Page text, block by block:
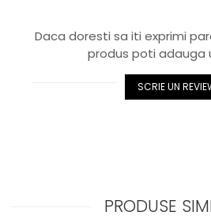
Daca doresti sa iti exprimi
produs poti adauga
SCRIE UN
PRODUSE